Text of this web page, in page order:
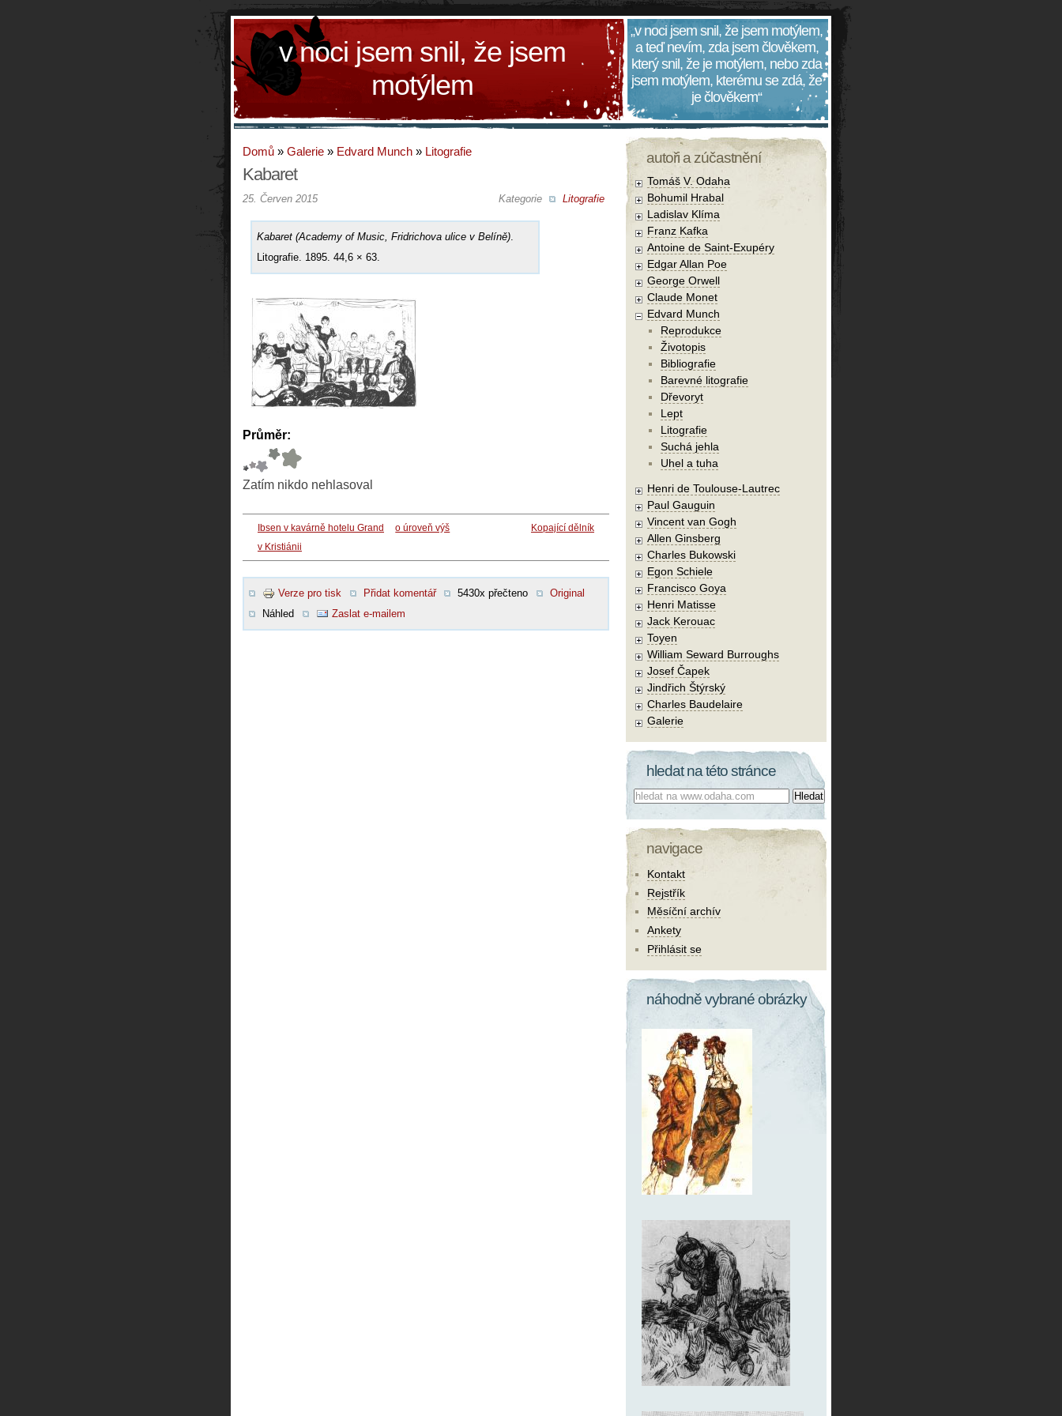
v noci jsem snil, že jsem
motýlem
„v noci jsem snil, že jsem motýlem,
a teď nevím, zda jsem člověkem,
který snil, že je motýlem, nebo zda
jsem motýlem, kterému se zdá, že
je člověkem“
Domů » Galerie » Edvard Munch » Litografie
Kabaret
Kategorie Litografie
25. Červen 2015
Kabaret (Academy of Music, Fridrichova ulice v Belíně)
Litografie. 1895. 44,6 × 63.
Průměr:
Zatím nikdo nehlasoval
Ibsen v kavárně hotelu Grand
v Kristiánii
o úroveň výš Kopající dělník
Verze pro tisk Přidat komentář 5430x přečteno
Original
Náhled
Zaslat e-mailem
autoři a zúčastnění
Tomáš V. Odaha
Bohumil Hrabal
Ladislav Klíma
Franz Kafka
Antoine de Saint-Exupéry
Edgar Allan Poe
George Orwell
Claude Monet
Edvard Munch
Reprodukce
Životopis
Bibliografie
Barevné litografie
Dřevoryt
Lept
Litografie
Suchá jehla
Uhel a tuha
Henri de Toulouse-Lautrec
Paul Gauguin
Vincent van Gogh
Allen Ginsberg
Charles Bukowski
Egon Schiele
Francisco Goya
Henri Matisse
Jack Kerouac
Toyen
William Seward Burroughs
Josef Čapek
Jindřich Štýrský
Charles Baudelaire
Galerie
hledat na této stránce
Co hledat:
navigace
Kontakt
Rejstřík
Měsíční archív
Ankety
Přihlásit se
náhodně vybrané obrázky